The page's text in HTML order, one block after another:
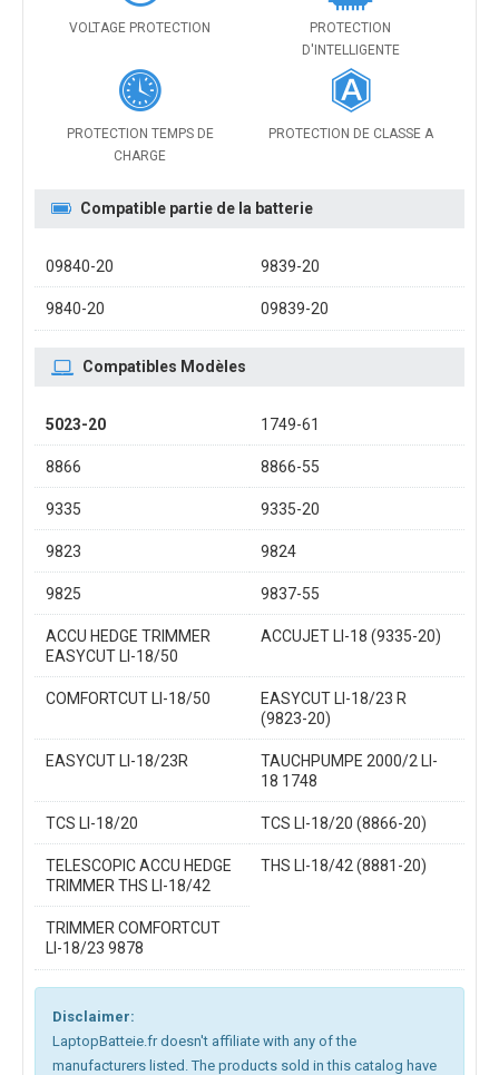
VOLTAGE PROTECTION
PROTECTION
D'INTELLIGENTE
PROTECTION TEMPS DE
CHARGE
PROTECTION DE CLASSE A
Compatible partie de la batterie
09840-20 9839-20
9840-20 09839-20
Compatibles Modèles
5023-20 1749-61
8866 8866-55
9335 9335-20
9823 9824
9825 9837-55
ACCU HEDGE TRIMMER
EASYCUT LI-18/50
ACCUJET LI-18 (9335-20)
COMFORTCUT LI-18/50
EASYCUT LI-18/23 R
(9823-20)
EASYCUT LI-18/23R
TAUCHPUMPE 2000/2 LI-
18 1748
TCS LI-18/20 TCS LI-18/20 (8866-20)
TELESCOPIC ACCU HEDGE
TRIMMER THS LI-18/42
THS LI-18/42 (8881-20)
TRIMMER COMFORTCUT
LI-18/23 9878
Disclaimer:
LaptopBatteie.fr doesn't affiliate with any of the
manufacturers listed. The products sold in this catalog have